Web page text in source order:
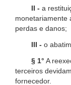
II - a
monetariamente
perdas e danos;
III - o
§ 1° A
terceiros
fornecedor.